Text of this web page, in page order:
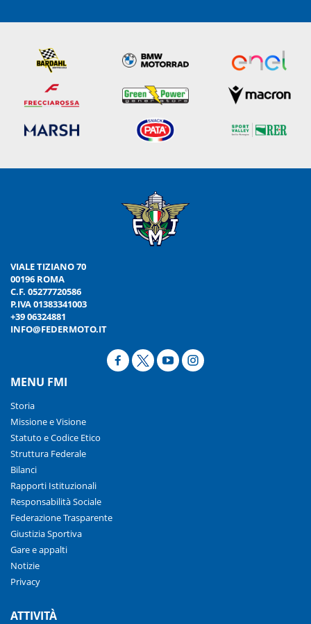
VIALE TIZIANO 70
00196 ROMA
C.F. 05277720586
P.IVA 01383341003
+39 06324881
INFO@FEDERMOTO.IT
MENU FMI
Storia
Missione e Visione
Statuto e Codice Etico
Struttura Federale
Bilanci
Rapporti Istituzionali
Responsabilità Sociale
Federazione Trasparente
Giustizia Sportiva
Gare e appalti
Notizie
Privacy
ATTIVITÀ